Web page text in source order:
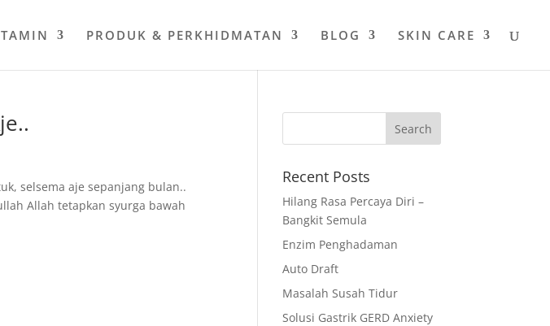
PRODUK & PERKHIDMATAN BLOG SKIN CARE
selsema aje sepanjang bulan..
Allah tetapkan syurga bawah
Recent Posts
Hilang Rasa Percaya Diri –
Bangkit Semula
Enzim Penghadaman
Auto Draft
Masalah Susah Tidur
Solusi Gastrik GERD Anxiety